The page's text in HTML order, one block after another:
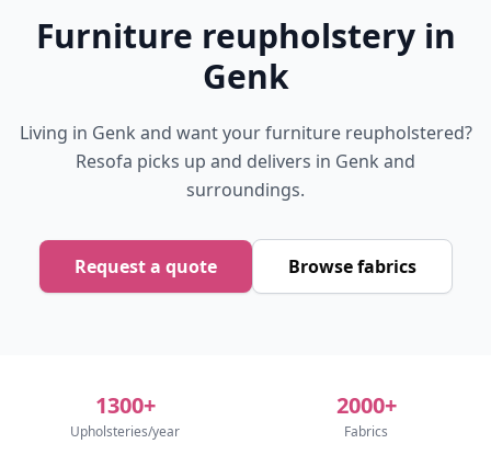
Furniture reupholstery in
Genk
Living in Genk and want your furniture reupholstered?
Resofa picks up and delivers in Genk and
surroundings.
Request a quote Browse fabrics
1300+
Upholsteries/year
2000+
Fabrics